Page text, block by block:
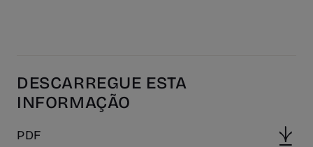
DESCARREGUE ESTA
INFORMAÇÃO
PDF